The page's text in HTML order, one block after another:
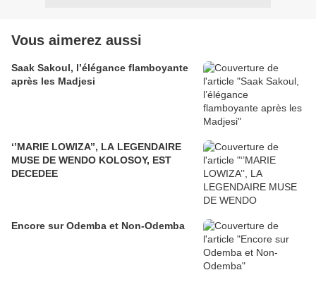
Vous aimerez aussi
Saak Sakoul, l’élégance flamboyante
après les Madjesi
‘’MARIE LOWIZA’’, LA LEGENDAIRE
MUSE DE WENDO KOLOSOY, EST
DECEDEE
Encore sur Odemba et Non-Odemba